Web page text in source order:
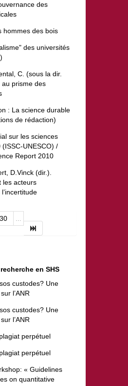
des
hommes des bois
des universités
C. (sous la dir.
prisme des
: La science durable
de rédaction)
sur les sciences
UNESCO) /
Report 2010
D.Vinck (dir.).
les acteurs
30 ...
en SHS
custodes? Une
l’ANR
custodes? Une
l’ANR
perpétuel
perpétuel
« Guidelines
on quantitative